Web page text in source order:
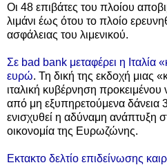
Οι 48 επιβάτες του πλοίου
λιμάνι έως ότου το πλοίο
ασφάλειας του λιμενικού.
Σε bad bank μεταφέρει η Ιταλία
ευρώ. Τη δική της εκδοχή μιας
ιταλική κυβέρνηση προκειμένου
από μη εξυπηρετούμενα δάνεια
ενισχυθεί η αδύναμη ανάπτυξη
οικονομία της Ευρωζώνης.
Εκτακτο δελτίο επιδείνωσης